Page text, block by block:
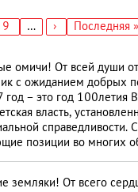
Страница
9 …
Следующая
›
Последняя
Последняя »
омичи! От всей души
с ожиданием добрых
– это год 100­летия
власть,
позиции во многих
земляки! От всего